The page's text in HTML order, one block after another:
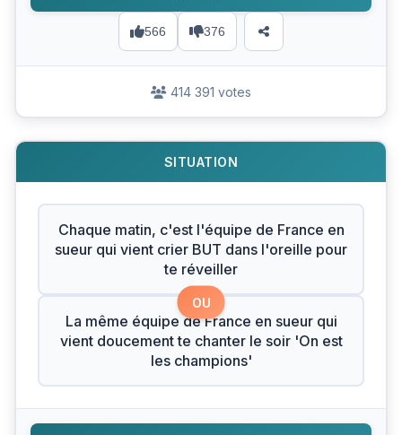
566 376
414 391 votes
SITUATION
Chaque matin, c'est l'équipe de France en
sueur qui vient crier BUT dans l'oreille pour
te réveiller
OU
La même équipe de France en sueur qui
vient doucement te chanter le soir 'On est
les champions'